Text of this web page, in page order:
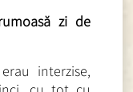
zi de
interzise,